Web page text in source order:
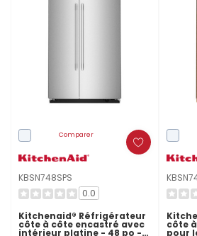
Comparer
KBSN748SPS
0.0
Kitchenaid® Réfrigérateur
côte à côte encastré avec
intérieur platine - 48 po -
côte
pour